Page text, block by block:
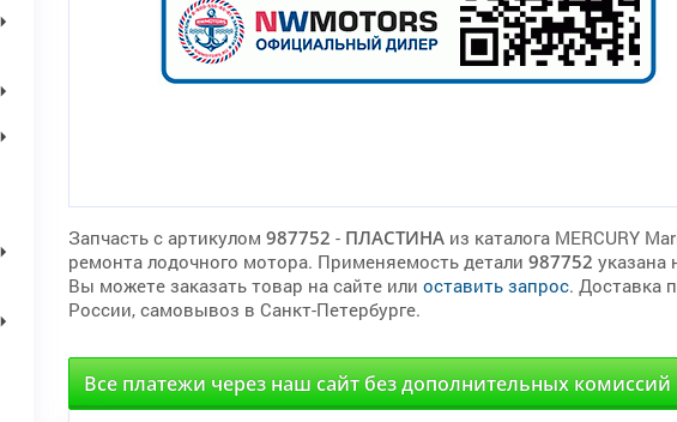
Запчасть с артикулом 987752 - ПЛАСТИНА из каталога MERCURY
ремонта лодочного мотора. Применяемость детали 987752 указана
Вы можете заказать товар на сайте или оставить запрос. Доставка
России, самовывоз в Санкт-Петербурге.
Все платежи через наш сайт без дополнительных комиссий